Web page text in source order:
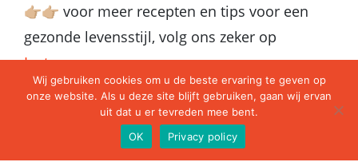
👉🏼👉🏼 voor meer recepten en tips voor een
gezonde levensstijl, volg ons zeker op
Instagram
Wij gebruiken cookies om u de beste ervaring te geven op
onze website. Als u deze site blijft gebruiken, gaan wij ervan
uit dat u er tevreden mee bent.
OK
Privacy policy